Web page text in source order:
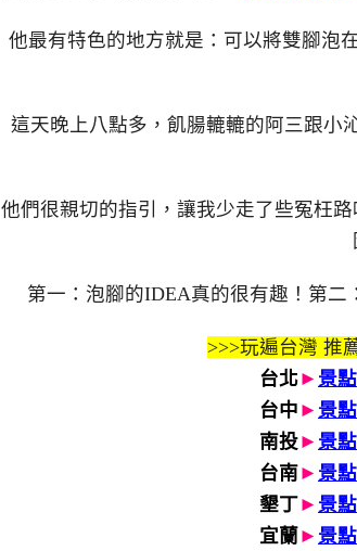
他最有特色的地方就是：可以將雙腳泡
這天晚上八點多，飢腸轆轆的阿三跟小
他們很親切的指引，讓我少走了些冤枉
第一：泡腳的IDEA真的很有趣！第二
>>>玩遍台灣 推
台北► 景點
台中 ► 景點
南投► 景點
台南► 景點
墾丁► 景點
宜蘭 ► 景點